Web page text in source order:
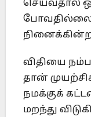
செய்வதால்
விதியை
தான்
நமக்குக்
மறந்து